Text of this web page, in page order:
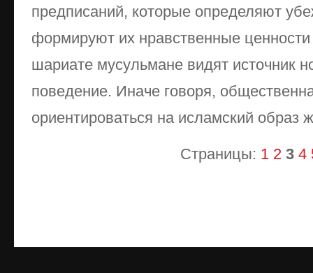
предписаний, которые определяют
формируют их нравственные
шариате мусульмане видят источник
поведение. Иначе говоря,
ориентироваться на исламский образ
Страницы: 1 2 3 4